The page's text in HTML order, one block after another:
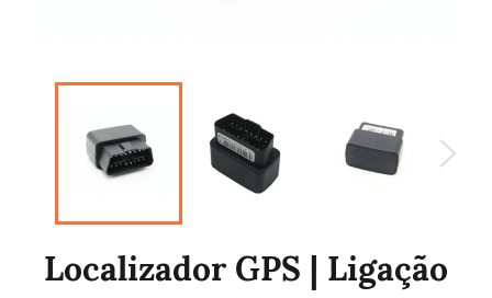
Localizador GPS | Ligação